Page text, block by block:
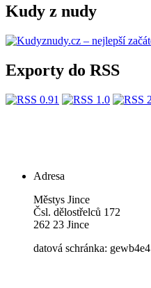
Kudy z nudy
Exporty do RSS
Adresa
Městys Jince
Čsl. dělostřelců 172
262 23 Jince
datová schránka: gewb4e4